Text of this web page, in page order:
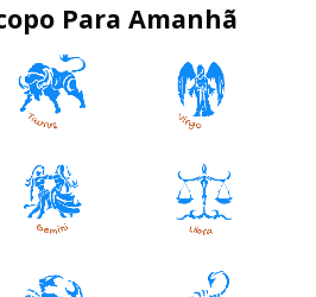
Para Amanhã